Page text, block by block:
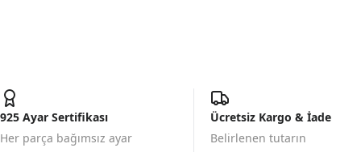
925 Ayar Sertifikası
Her parça bağımsız ayar
Ücretsiz Kargo & İade
Belirlenen tutarın